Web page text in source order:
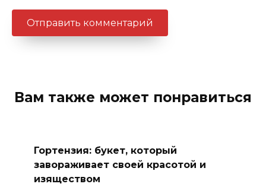
Вам также может понравиться
Гортензия: букет, который
завораживает своей красотой и
изяществом